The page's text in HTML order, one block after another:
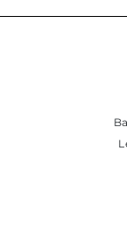
Lea algunas de las opiniones